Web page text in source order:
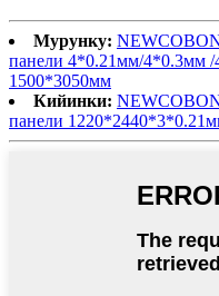
Мурунку:
панели 4*0.21мм/4*0.3мм
1500*3050мм
Кийинки:
панели